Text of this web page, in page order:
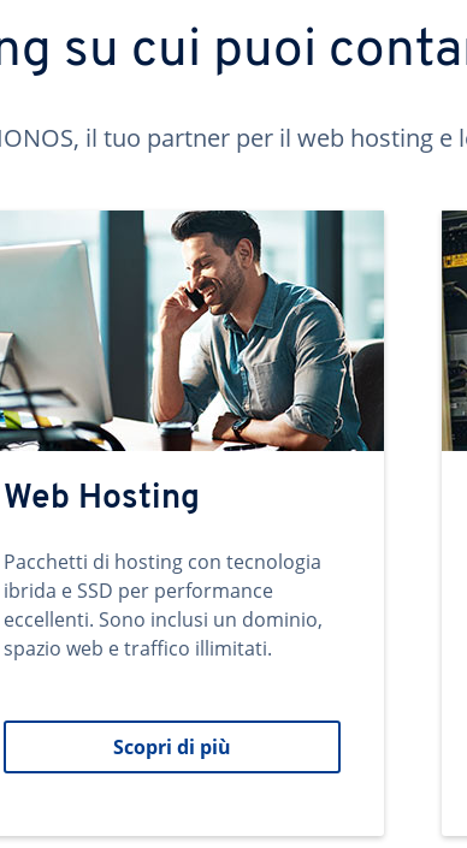
su cui puoi
il tuo partner per il web hosting e
Web Hosting
Pacchetti di hosting con tecnologia
ibrida e SSD per performance
eccellenti. Sono inclusi un dominio,
spazio web e traffico illimitati.
Scopri di più